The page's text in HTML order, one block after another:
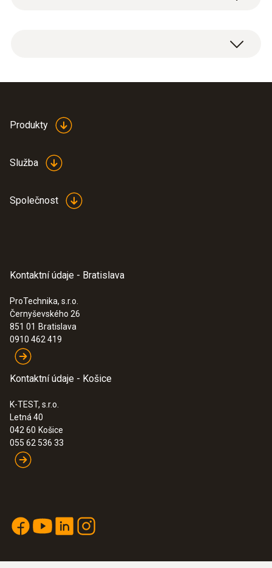
:0632 3240
testo 324 - prístroj na meranie úniku
Produkty
Služba
Společnost
Kontaktní údaje - Bratislava
ProTechnika, s.r.o.
Černyševského 26
851 01 Bratislava
0910 462 419
Kontaktní údaje - Košice
K-TEST, s.r.o.
Letná 40
042 60 Košice
055 62 536 33